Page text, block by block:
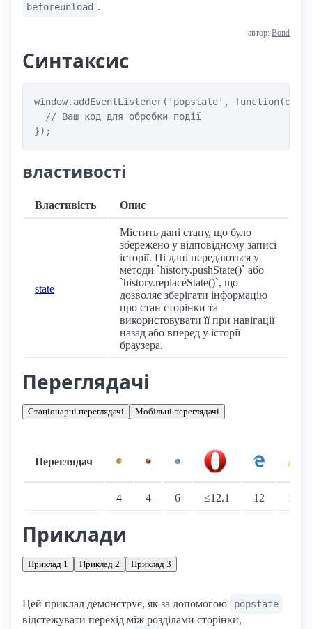
beforeunload .
автор: Bond
Синтаксис
window.addEventListener('popstate',
  // Ваш код для обробки події
});
властивості
Властивість Опис
state
Містить дані стану, що було
збережено у відповідному записі
історії. Ці дані передаються у
методи `history.pushState()` або
`history.replaceState()`, що
дозволяє зберігати інформацію
про стан сторінки та
використовувати її при навігації
назад або вперед у історії
браузера.
Переглядачі
Стаціонарні переглядачі Мобільні переглядачі
Переглядач
4 4 6 ≤12.1 12 10
Приклади
Приклад 1 Приклад 2 Приклад 3
Цей приклад демонструє, як за допомогою popstate
відстежувати перехід між розділами сторінки,